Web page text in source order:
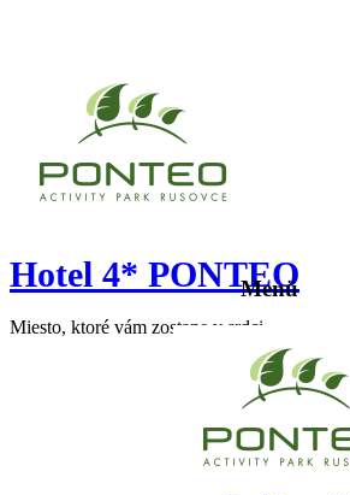
Hotel 4* PONTEO
Miesto, ktoré vám zostane v srdci
Menü